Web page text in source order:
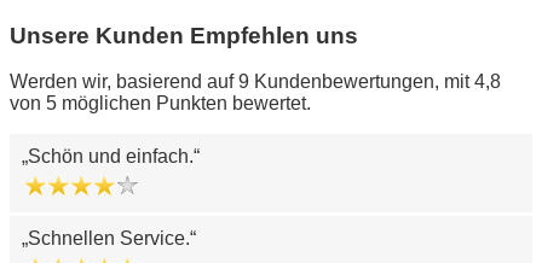
Unsere Kunden Empfehlen uns
Werden wir, basierend auf 9 Kundenbewertungen, mit 4,8
von 5 möglichen Punkten bewertet.
Schön und einfach.
Schnellen Service.